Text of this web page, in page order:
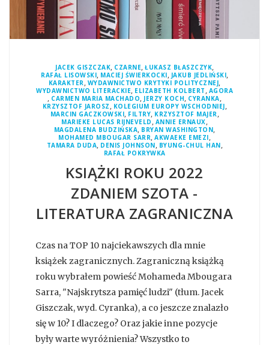
JACEK GISZCZAK, CZARNE, ŁUKASZ BŁASZCZYK,
RAFAŁ LISOWSKI, MACIEJ ŚWIERKOCKI, JAKUB JEDLIŃSKI,
KARAKTER , WYDAWNICTWO KRYTYKI POLITYCZNEJ,
WYDAWNICTWO LITERACKIE, ELIZABETH KOLBERT , AGORA
, CARMEN MARIA MACHADO, JERZY KOCH, CYRANKA,
KRZYSZTOF JAROSZ , KOLEGIUM EUROPY WSCHODNIEJ,
MARCIN GACZKOWSKI, FILTRY, KRZYSZTOF MAJER ,
MARIEKE LUCAS RIJNEVELD , ANNIE ERNAUX,
MAGDALENA BUDZIŃSKA, BRYAN WASHINGTON,
MOHAMED MBOUGAR SARR,AKWAEKE EMEZI,
TAMARA DUDA, DENIS JOHNSON, BYUNG-CHUL HAN,
RAFAŁ POKRYWKA
KSIĄŻKI ROKU 2022
ZDANIEM SZOTA -
LITERATURA ZAGRANICZNA
Czas na TOP 10 najciekawszych dla mnie
książek zagranicznych. Zagraniczną książką
roku wybrałem powieść Mohameda Mbougara
Sarra, "Najskrytsza pamięć ludzi" (tłum. Jacek
Giszczak, wyd. Cyranka), a co jeszcze znalazło
się w 10? I dlaczego? Oraz jakie inne pozycje
były warte wyróżnienia? Wszystko to